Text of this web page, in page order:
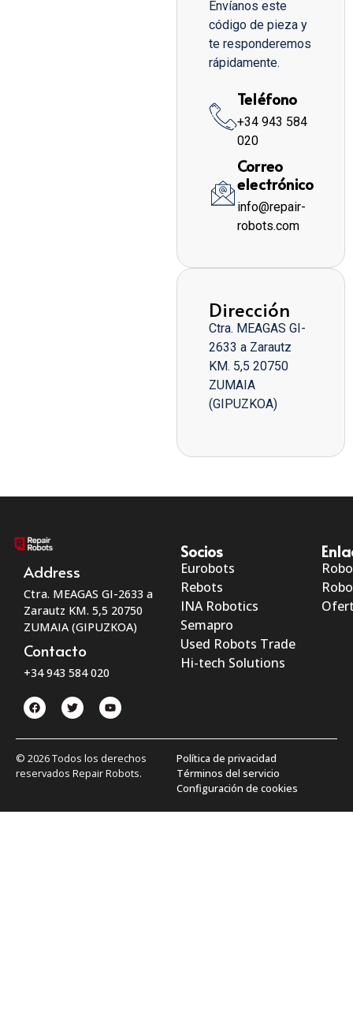
Envíanos este
código de pieza y
te responderemos
rápidamente.
Teléfono
+34 943 584
020
Correo
electrónico
info@repair-
robots.com
Dirección
Ctra. MEAGAS GI-
2633 a Zarautz
KM. 5,5 20750
ZUMAIA
(GIPUZKOA)
Address
Ctra. MEAGAS GI-2633 a
Zarautz KM. 5,5 20750
ZUMAIA (GIPUZKOA)
Contacto
+34 943 584 020
Socios
Eurobots
Rebots
INA Robotics
Semapro
Used Robots Trade
Hi-tech Solutions
© 2026 Todos los derechos
reservados Repair Robots.
Política de privacidad
Términos del servicio
Configuración de cookies